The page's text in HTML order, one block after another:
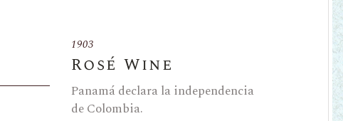
1903
Rosé Wine
Panamá declara la independencia
de Colombia.